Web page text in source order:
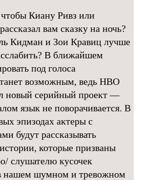
чтобы Киану Ривз или
вам сказку на ночь?
Кидман и Зои Кравиц лучше
В ближайшем
под голоса
возможным, ведь HBO
новый серийный проект —
язык не поворачивается. В
эпизодах актеры с
будут рассказывать
которые призваны
слушателю кусочек
нашем шумном и тревожном